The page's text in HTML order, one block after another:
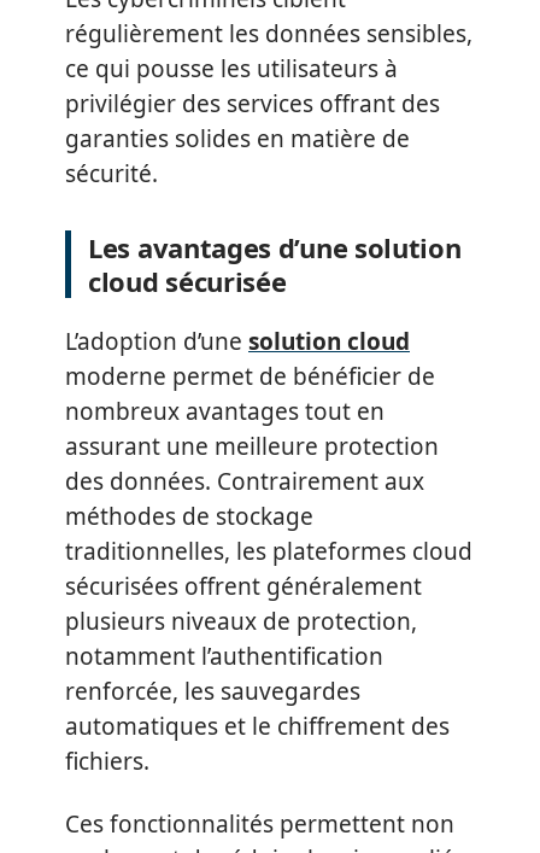
régulièrement les données sensibles,
ce qui pousse les utilisateurs à
privilégier des services offrant des
garanties solides en matière de
sécurité.
Les avantages d’une solution
cloud sécurisée
L’adoption d’une solution cloud
moderne permet de bénéficier de
nombreux avantages tout en
assurant une meilleure protection
des données. Contrairement aux
méthodes de stockage
traditionnelles, les plateformes cloud
sécurisées offrent généralement
plusieurs niveaux de protection,
notamment l’authentification
renforcée, les sauvegardes
automatiques et le chiffrement des
fichiers.
Ces fonctionnalités permettent non